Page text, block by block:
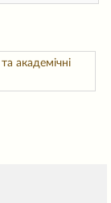
академічні